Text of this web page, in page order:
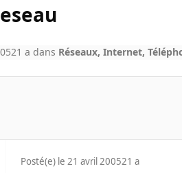
21 a dans Réseaux, Internet,
Posté(e) le 21 avril 200521 a